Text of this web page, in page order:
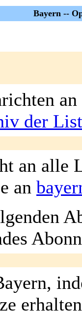
Bayern --
an
der
an alle
an